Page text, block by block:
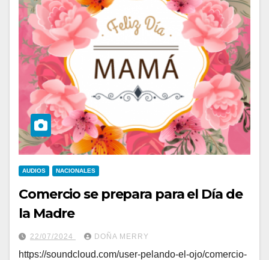
AUDIOS NACIONALES
Comercio se prepara para el Día de
la Madre
22/07/2024 DOÑA MERRY
https://soundcloud.com/user-pelando-el-ojo/comercio-